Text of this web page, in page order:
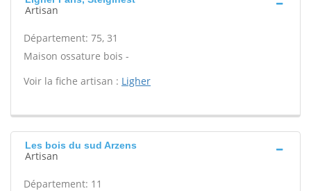
Artisan
Département: 75, 31
Maison ossature bois -
Voir la fiche artisan : Ligher
Les bois du sud Arzens
Artisan
Département: 11